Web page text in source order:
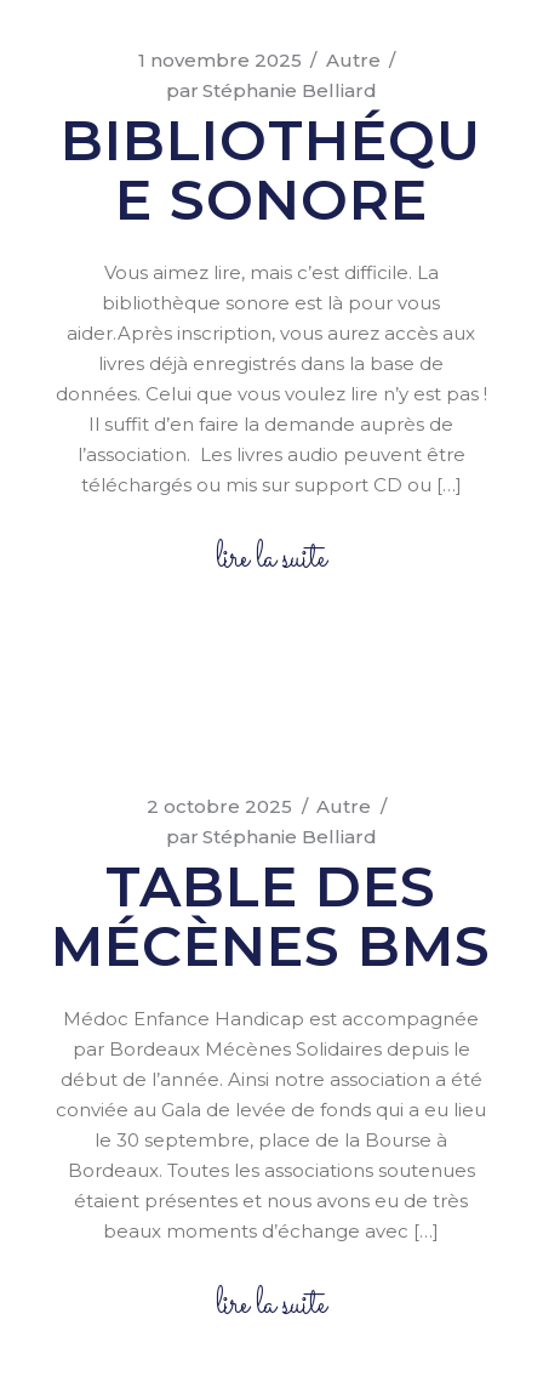
1 novembre 2025
Autre
par Stéphanie Belliard
BIBLIOTHÉQU
E SONORE
Vous aimez lire, mais c’est difficile. La
bibliothèque sonore est là pour vous
aider.Après inscription, vous aurez accès aux
livres déjà enregistrés dans la base de
données. Celui que vous voulez lire n’y est pas !
Il suffit d’en faire la demande auprès de
l’association. Les livres audio peuvent être
téléchargés ou mis sur support CD ou […]
lire la suite
2 octobre 2025
Autre
par Stéphanie Belliard
TABLE DES
MÉCÈNES BMS
Médoc Enfance Handicap est accompagnée
par Bordeaux Mécènes Solidaires depuis le
début de l’année. Ainsi notre association a été
conviée au Gala de levée de fonds qui a eu lieu
le 30 septembre, place de la Bourse à
Bordeaux. Toutes les associations soutenues
étaient présentes et nous avons eu de très
beaux moments d’échange avec […]
lire la suite